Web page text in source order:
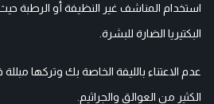
استخدام المناشف غير النظيفة أو الرطبة
البكتيريا الضارة للبشرة.
عدم الاعتناء بالليفة الخاصة بك وتركها
الكثير من العوالق والجراثيم.